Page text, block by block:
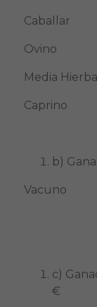
Media
b)
c)
€